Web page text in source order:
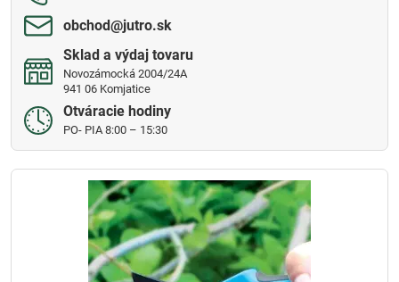
obchod​@jutro​.sk
Sklad a výdaj tovaru
Novozámocká 2004/24A
941 06 Komjatice
Otváracie hodiny
PO- PIA 8:00 – 15:30